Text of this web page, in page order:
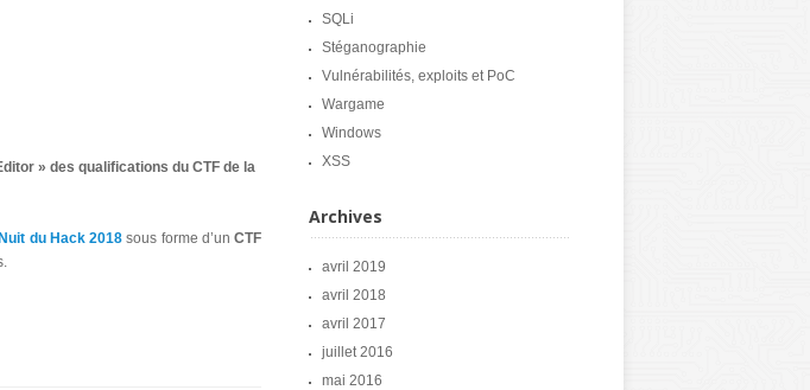
» des qualifications du CTF de la
Nuit du Hack 2018 sous forme d’unCTF
SQLi
Stéganographie
Vulnérabilités, exploits et PoC
Wargame
Windows
XSS
Archives
avril 2019
avril 2018
avril 2017
juillet 2016
mai 2016